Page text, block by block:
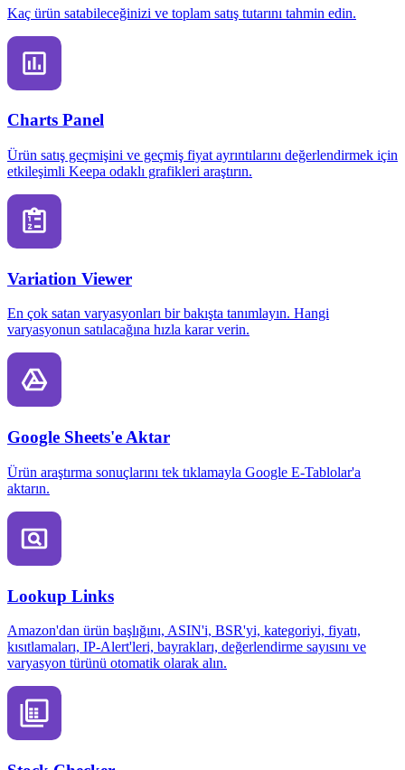
Kaç ürün satabileceğinizi ve toplam satış tutarını tahmin edin.
Charts Panel
Ürün satış geçmişini ve geçmiş fiyat ayrıntılarını değerlendirmek için
etkileşimli Keepa odaklı grafikleri araştırın.
Variation Viewer
En çok satan varyasyonları bir bakışta tanımlayın. Hangi
varyasyonun satılacağına hızla karar verin.
Google Sheets'e Aktar
Ürün araştırma sonuçlarını tek tıklamayla Google E-Tablolar'a
aktarın.
Lookup Links
Amazon'dan ürün başlığını, ASIN'i, BSR'yi, kategoriyi, fiyatı,
kısıtlamaları, IP-Alert'leri, bayrakları, değerlendirme sayısını ve
varyasyon türünü otomatik olarak alın.